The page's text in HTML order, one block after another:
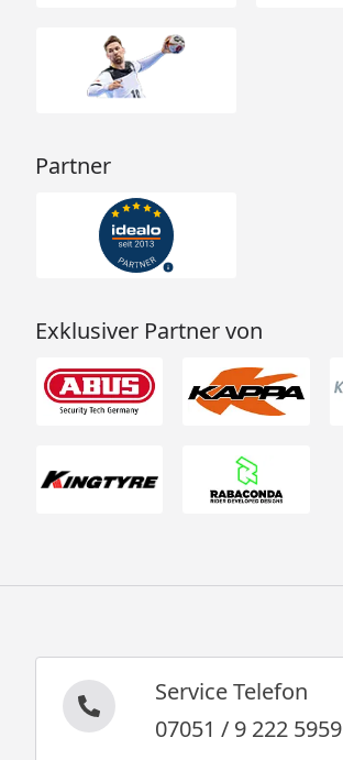
Partner
Exklusiver Partner von
Service Telefon
07051 / 9 222 5959